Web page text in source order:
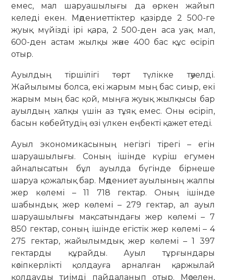
емес, мал шаруашылығы да өркен жайып
келеді екен. Мәдениеттіктер қазірде 2 500-ге
жуық мүйізді ірі қара, 2 500-ден аса уақ мал,
600-ден астам жылқы және 400 бас құс өсіріп
отыр.
Ауылдың тіршілігі төрт түлікке тәуелді.
Жайылымы болса, екі жарым мың бас сиыр, екі
жарым мың бас қой, мыңға жуық жылқысы бар
ауылдың халқы үшін аз тұяқ емес. Оны өсіріп,
басын көбейтудің өзі үлкен еңбекті қажет етеді.
Ауыл экономикасының негізгі тірегі – егін
шаруашылығы. Соның ішінде күріш егумен
айналысатын бұл ауылда бүгінде бірнеше
шаруа қожалық бар. Мәдениет ауылының жалпы
жер көлемі – 11 718 гектар. Оның ішінде
шабындық жер көлемі – 279 гектар, ал ауыл
шаруашылығы мақсатындағы жер көлемі – 7
850 гектар, соның ішінде егістік жер көлемі – 4
275 гектар, жайылымдық жер көлемі – 1 397
гектарды құрайды. Ауыл тұрғындары
кәсіпкерлікті қолдауға арналған қаржылай
қолдауды тиімді пайдаланып отыр. Мәселен,